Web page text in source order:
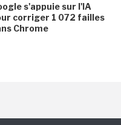
s'appuie sur l'IA
corriger 1 072 failles
Chrome